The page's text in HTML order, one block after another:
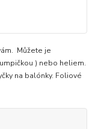
Můžete je
) nebo heliem.
na balónky. Foliové